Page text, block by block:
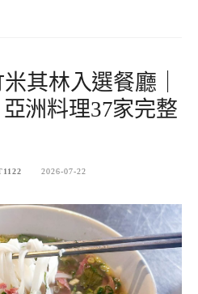
其林入選餐廳｜
洲料理37家完整
2026-07-22